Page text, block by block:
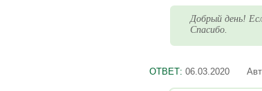
Добрый день!
Спасибо.
ОТВЕТ: 06.03.2020